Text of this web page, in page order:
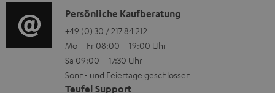
r
l
a
d
e
e
n
z
u
g
e
r
ä
i
o
-
L
e
K
o
n
t
a
Persönliche Kaufberatung
+49 (0) 30 / 217 84 212
Mo – Fr 08:00 – 19:00 Uhr
Sa 09:00 – 17:30 Uhr
Sonn- und Feiertage geschlossen
Teufel Support